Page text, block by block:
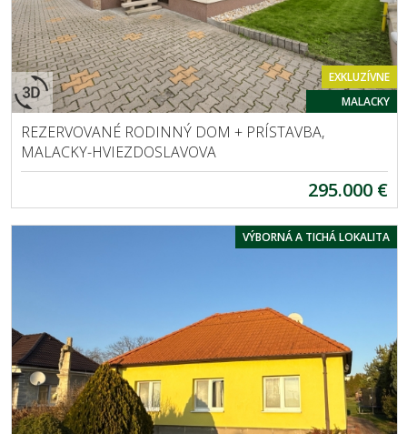
EXKLUZÍVNE
MALACKY
REZERVOVANÉ RODINNÝ DOM + PRÍSTAVBA,
MALACKY-HVIEZDOSLAVOVA
295.000 €
VÝBORNÁ A TICHÁ LOKALITA